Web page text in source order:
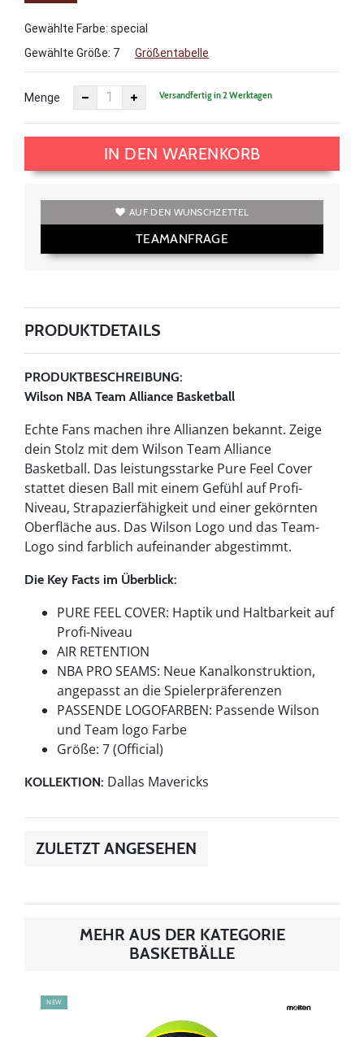
Gewählte Farbe: special
Gewählte Größe: 7 Größentabelle
Menge Versandfertig in 2 Werktagen
IN DEN WARENKORB
AUF DEN WUNSCHZETTEL
TEAMANFRAGE
PRODUKTDETAILS
PRODUKTBESCHREIBUNG:
Wilson NBA Team Alliance Basketball
Echte Fans machen ihre Allianzen bekannt. Zeige
dein Stolz mit dem Wilson Team Alliance
Basketball. Das leistungsstarke Pure Feel Cover
stattet diesen Ball mit einem Gefühl auf Profi-
Niveau, Strapazierfähigkeit und einer gekörnten
Oberfläche aus. Das Wilson Logo und das Team-
Logo sind farblich aufeinander abgestimmt.
Die Key Facts im Überblick:
PURE FEEL COVER: Haptik und Haltbarkeit auf
Profi-Niveau
AIR RETENTION
NBA PRO SEAMS: Neue Kanalkonstruktion,
angepasst an die Spielerpräferenzen
PASSENDE LOGOFARBEN: Passende Wilson
und Team logo Farbe
Größe: 7 (Official)
KOLLEKTION: Dallas Mavericks
ZULETZT ANGESEHEN
MEHR AUS DER KATEGORIE
BASKETBÄLLE
NEW